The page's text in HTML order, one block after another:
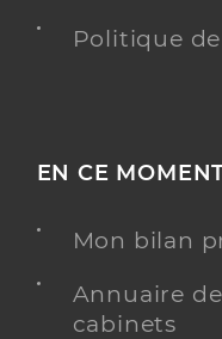
Politique
EN CE
Mon bilan
Annuaire
cabinets